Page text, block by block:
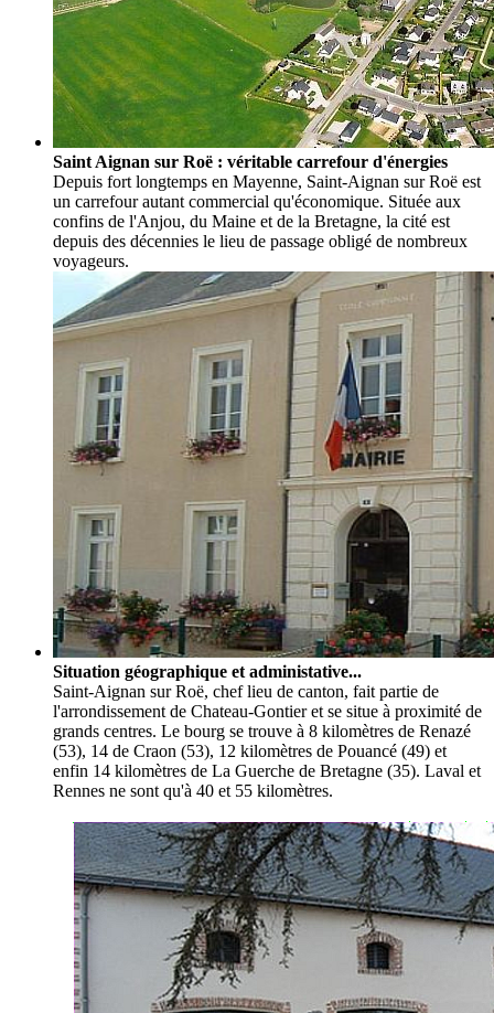
Saint Aignan sur Roë : véritable carrefour d'énergies
Depuis fort longtemps en Mayenne, Saint-Aignan sur Roë est
un carrefour autant commercial qu'économique. Située aux
confins de l'Anjou, du Maine et de la Bretagne, la cité est
depuis des décennies le lieu de passage obligé de nombreux
voyageurs.
Situation géographique et administative...
Saint-Aignan sur Roë, chef lieu de canton, fait partie de
l'arrondissement de Chateau-Gontier et se situe à proximité de
grands centres. Le bourg se trouve à 8 kilomètres de Renazé
(53), 14 de Craon (53), 12 kilomètres de Pouancé (49) et
enfin 14 kilomètres de La Guerche de Bretagne (35). Laval et
Rennes ne sont qu'à 40 et 55 kilomètres.